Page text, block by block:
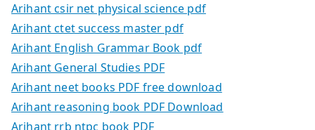
Arihant csir net physical science pdf
Arihant ctet success master pdf
Arihant English Grammar Book pdf
Arihant General Studies PDF
Arihant neet books PDF free download
Arihant reasoning book PDF Download
Arihant rrb ntpc book PDF